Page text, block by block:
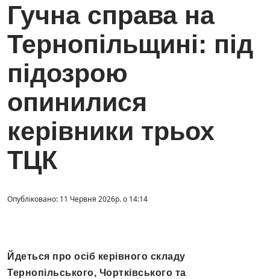
Гучна справа на
Тернопільщині: під
підозрою
опинилися
керівники трьох
ТЦК
Опубліковано: 11 Червня 2026р. о 14:14
Йдеться про осіб керівного складу
Тернопільського, Чортківського та